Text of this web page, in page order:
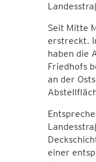
Seit Mitte
erstreckt.
haben die
Friedhofs
an der
einer